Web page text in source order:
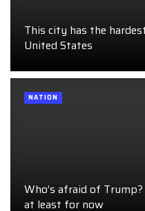
This city has the
United States
Who’s afraid of
at least for now
NATION